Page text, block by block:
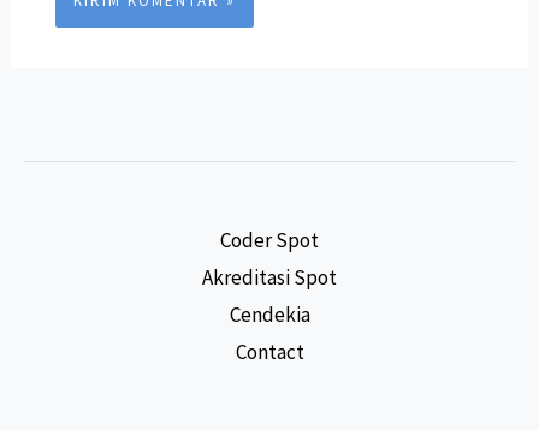
Coder Spot
Akreditasi Spot
Cendekia
Contact